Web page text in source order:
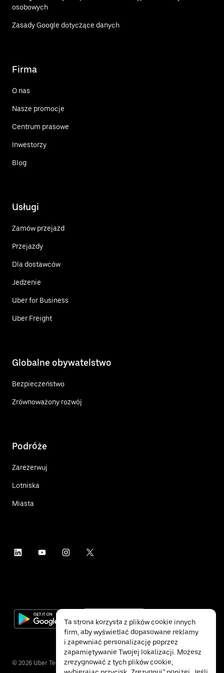
osobowych
Zasady Google dotyczące danych
Firma
O nas
Nasze promocje
Centrum prasowe
Inwestorzy
Blog
Usługi
Zamów przejazd
Przejazdy
Dla dostawców
Jedzenie
Uber for Business
Uber Freight
Globalne obywatelstwo
Bezpieczeństwo
Zrównoważony rozwój
Podróże
Zarezerwuj
Lotniska
Miasta
© 2026 Uber Technologies Inc.
Ta strona korzysta z plików cookie innych
firm, aby wyświetlać dopasowane reklamy
i zapewniać personalizację poprzez
zapamiętywanie Twojej lokalizacji. Możesz
zrezygnować z tych plików cookie,